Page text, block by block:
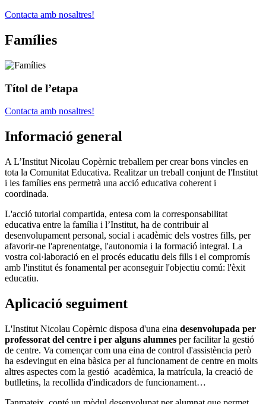
Contacta amb nosaltres!
Famílies
Títol de l’etapa
Contacta amb nosaltres!
Informació general
A L’Institut Nicolau Copèrnic treballem per crear bons vincles en
tota la Comunitat Educativa. Realitzar un treball conjunt de l'Institut
i les famílies ens permetrà una acció educativa coherent i
coordinada.
L'acció tutorial compartida, entesa com la corresponsabilitat
educativa entre la família i l’Institut, ha de contribuir al
desenvolupament personal, social i acadèmic dels vostres fills, per
afavorir-ne l'aprenentatge, l'autonomia i la formació integral. La
vostra col·laboració en el procés educatiu dels fills i el compromís
amb l'institut és fonamental per aconseguir l'objectiu comú: l'èxit
educatiu.
Aplicació seguiment
L'Institut Nicolau Copèrnic disposa d'una eina desenvolupada per
professorat del centre i per alguns alumnes per facilitar la gestió
de centre. Va començar com una eina de control d'assistència però
ha esdevingut en eina bàsica per al funcionament de centre en molts
altres aspectes com la gestió acadèmica, la matrícula, la creació de
butlletins, la recollida d'indicadors de funcionament…